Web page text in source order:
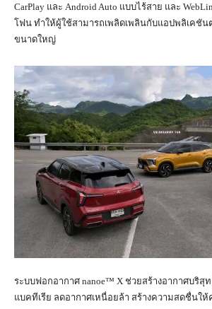
CarPlay และ Android Auto แบบไร้สาย และ
โฟน ทำให้ผู้ใช้สามารถเพลิดเพลินกับแอปพลิเคชัน
ขนาดใหญ่
ระบบฟอกอากาศ nanoe™ X ช่วยสร้างอากาศบริสุ
แบคทีเรีย ลดอากาศเหนื่อยล้า สร้างความสดชื่นใ